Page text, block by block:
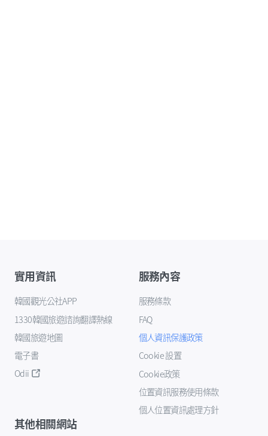
實用資訊
韓國觀光公社APP
1330韓國旅遊諮詢翻譯熱線
韓國旅遊地圖
電子書
Odii
服務內容
服務條款
FAQ
個人資訊保護政策
Cookie 設置
Cookie政策
位置資訊服務使用條款
個人位置資訊處理方針
其他相關網站